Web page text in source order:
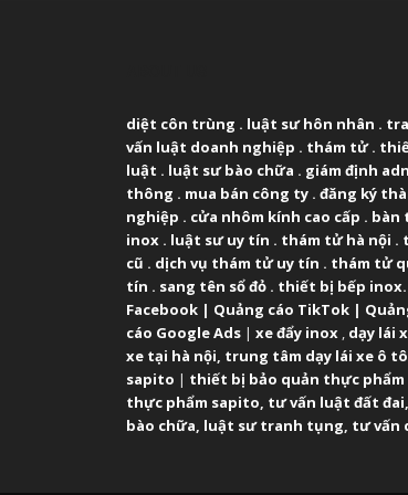
diệt côn trùng . luật sư hôn nhân .
vấn luật doanh nghiệp . thám tử.
luật . luật sư bào chữa . giám định adn
thông . mua bán công ty . đăng ký
nghiệp . cửa nhôm kính cao cấp . bàn
inox . luật sư uy tín . thám tử hà nội .
cũ . dịch vụ thám tử uy tín . thám tử
tín . sang tên sổ đỏ . thiết bị bếp inox.
Facebook | Quảng cáo TikTok |
cáo Google Ads | xe đẩy inox , dạy lái
xe tại hà nội, trung tâm dạy lái xe ô tô
sapito | thiết bị bảo quản thực
thực phẩm sapito, tư vấn luật đất đai,
bào chữa, luật sư tranh tụng, tư vấn